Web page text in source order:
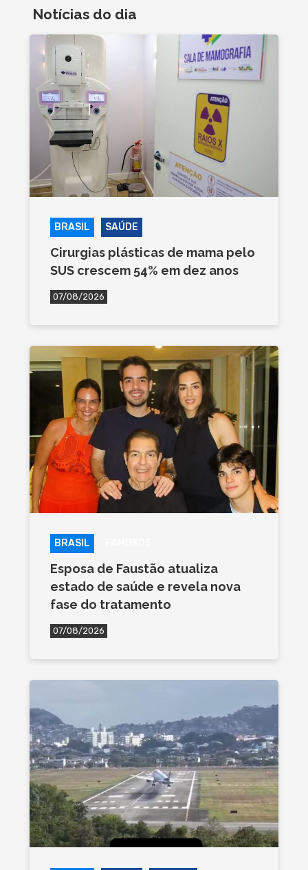
Notícias do dia
BRASIL SAÚDE
Cirurgias plásticas de mama pelo
SUS crescem 54% em dez anos
07/08/2026
BRASIL
Esposa de Faustão atualiza
estado de saúde e revela nova
fase do tratamento
07/08/2026